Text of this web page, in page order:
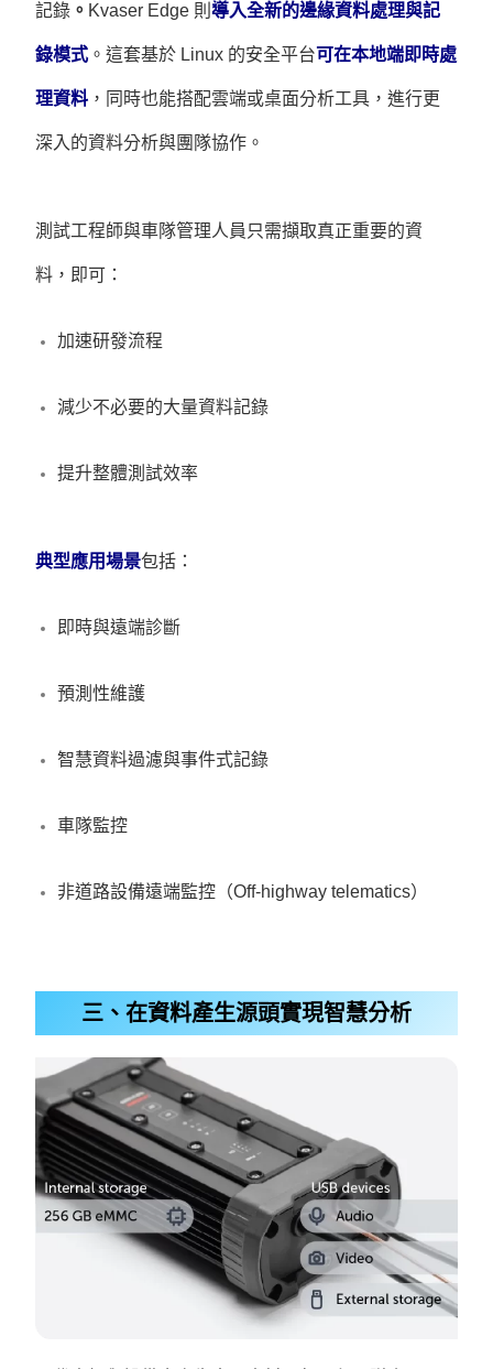
記錄 。 Kvaser Edge 則導入全新的邊緣資料處理與記
錄模式 。這套基於 Linux 的安全平台可在本地端即時處
理資料 ，同時也能搭配雲端或桌面分析工具，進行更
深入的資料分析與團隊協作。
測試工程師與車隊管理人員只需擷取真正重要的資
料，即可：
加速研發流程
減少不必要的大量資料記錄
提升整體測試效率
典型應用場景包括：
即時與遠端診斷
預測性維護
智慧資料過濾與事件式記錄
車隊監控
非道路設備遠端監控（Off-highway telematics）
三、在資料產生源頭實現智慧分析